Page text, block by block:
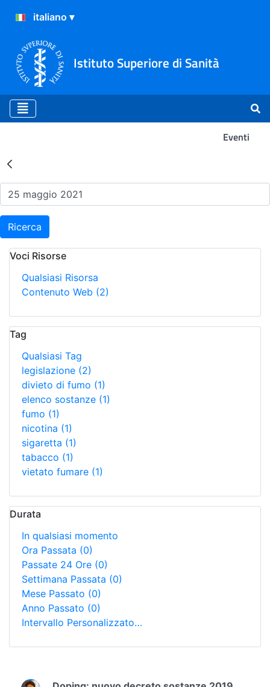
Istituto Superiore di Sanità
Eventi
Risultati della Ricerca -
Ricerca
Voci Risorse
Qualsiasi Risorsa
Contenuto Web (2)
Tag
Qualsiasi Tag
legislazione (2)
divieto di fumo (1)
elenco sostanze (1)
fumo (1)
nicotina (1)
sigaretta (1)
tabacco (1)
vietato fumare (1)
Durata
In qualsiasi momento
Ora Passata (0)
Passate 24 Ore (0)
Settimana Passata (0)
Mese Passato (0)
Anno Passato (0)
Intervallo Personalizzato…
Ricerca